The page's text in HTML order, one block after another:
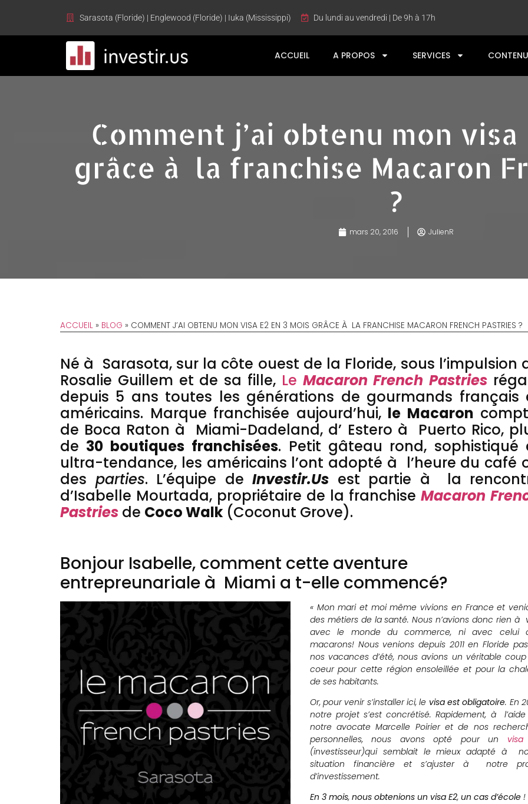
Sarasota (Floride) | Englewood (Floride) | Iuka (Mississippi) Du lundi au vendredi | De 9h à 17h
ACCUEIL A PROPOS SERVICES
Comment j’ai obtenu mon visa
grâce à la franchise Macaron
?
mars 20, 2016 JulienR
ACCUEIL » BLOG » COMMENT J’AI OBTENU MON VISA E2 EN 3 MOIS GRÂCE À LA FRANCHISE MACARON FRENCH PASTRIES ?
Né à Sarasota, sur la côte ouest de la Floride, sous l’impulsion
Rosalie Guillem et de sa fille, Le Macaron French Pastries
depuis 5 ans toutes les générations de gourmands français
américains. Marque franchisée aujourd’hui, le Macaron
de Boca Raton à Miami-Dadeland, d’ Estero à Puerto Rico,
de 30 boutiques franchisées. Petit gâteau rond, sophistiqué
ultra-tendance, les américains l’ont adopté à l’heure du café
des parties. L’équipe de Investir.Us est partie à la
d’Isabelle Mourtada, propriétaire de la franchise Macaron
Pastries de Coco Walk (Coconut Grove).
Bonjour Isabelle, comment cette aventure
entrepreunariale à Miami a t-elle commencé?
« Mon mari et moi même vivions en France et
des métiers de la santé. Nous n’avions donc rien à
avec le monde du commerce, ni avec celui
macarons! Nous venions depuis 2011 en Floride
nos vacances d’été, nous avions un véritable
coeur pour cette région ensoleillée et pour la
de ses habitants.
Or, pour venir s’installer ici, le visa est obligatoire. En
notre projet s’est concrétisé. Rapidement, à
notre avocate Marcelle Poirier et de nos
personnelles, nous avons opté pour un visa
(investisseur)qui semblait le mieux adapté à
situation financière et s’ajuster à notre
d’investissement.
En 3 mois, nous obtenions un visa E2, un cas d’école !